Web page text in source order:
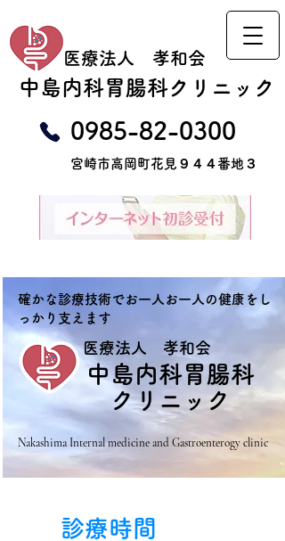
​中島内科胃腸科クリニック
​0985-82-0300
​宮崎市高岡町花見９４４番地３
医療法人 孝和会
確かな診療技術でお一人お一人の健康をし
っかり支えます
Nakashima Internal medicine and Gastroenterogy clinic
​中島内科胃腸科
クリニック
​医療法人 孝和会
診療時間